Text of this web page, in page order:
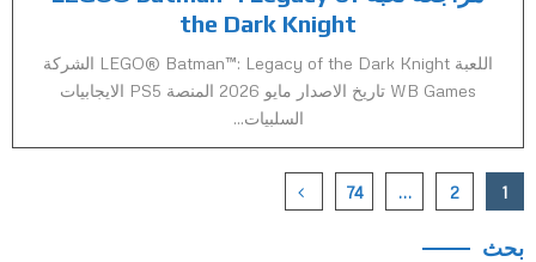
the Dark Knight
اللعبة LEGO® Batman™: Legacy of the Dark Knight الشركة
WB Games تاريخ الاصدار مايو 2026 المنصة PS5 الايجابيات
السلبيات...
Posts
pagination
1
2
…
74
بحث